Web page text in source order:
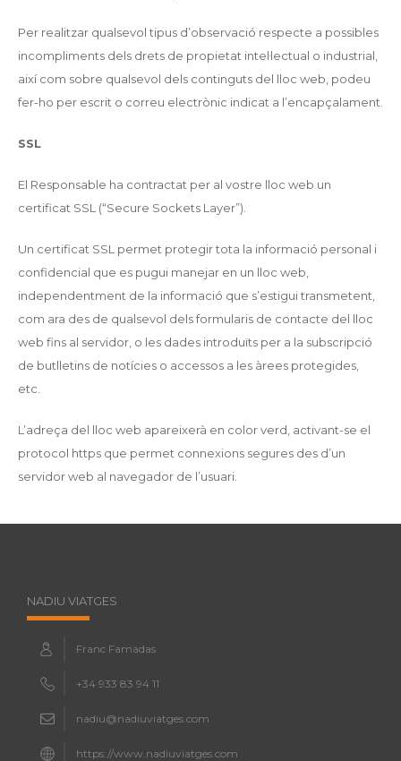
Per realitzar qualsevol tipus d’observació respecte a possibles
incompliments dels drets de propietat intel·lectual o industrial,
així com sobre qualsevol dels continguts del lloc web, podeu
fer-ho per escrit o correu electrònic indicat a l’encapçalament.
SSL
El Responsable ha contractat per al vostre lloc web un
certificat SSL (“Secure Sockets Layer”).
Un certificat SSL permet protegir tota la informació personal i
confidencial que es pugui manejar en un lloc web,
independentment de la informació que s’estigui transmetent,
com ara des de qualsevol dels formularis de contacte del lloc
web fins al servidor, o les dades introduïts per a la subscripció
de butlletins de notícies o accessos a les àrees protegides,
etc.
L’adreça del lloc web apareixerà en color verd, activant-se el
protocol https que permet connexions segures des d’un
servidor web al navegador de l’usuari.
NADIU VIATGES
Franc Famadas
+34 933 83 94 11
nadiu@nadiuviatges.com
https://www.nadiuviatges.com